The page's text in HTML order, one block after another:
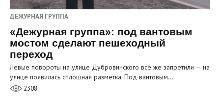
ДЕЖУРНАЯ ГРУППА
«Дежурная группа»: под вантовым
мостом сделают пешеходный
переход
Левые повороты на улице Дубровинского всё же запретили — на
улице появилась сплошная разметка. Под вантовым…
2308